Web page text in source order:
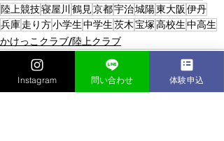
陸上競技寝屋川 鶴見京都宇治城陽東大阪 伊丹
兵庫走り方小学生中学生茨木宝塚高校生中高生
かけっこクラブ/陸上クラブ
Instagram 問い合わせ 体験申込